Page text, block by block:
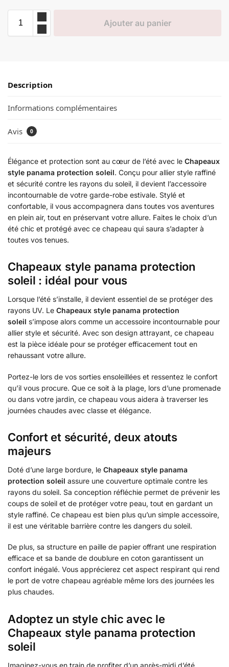
Ajouter au panier
Description
Informations complémentaires
Avis 0
Élégance et protection sont au cœur de l’été avec le Chapeaux
style panama protection soleil. Conçu pour allier style raffiné
et sécurité contre les rayons du soleil, il devient l’accessoire
incontournable de votre garde-robe estivale. Stylé et
confortable, il vous accompagnera dans toutes vos aventures
en plein air, tout en préservant votre allure. Faites le choix d’un
été chic et protégé avec ce chapeau qui saura s’adapter à
toutes vos tenues.
Chapeaux style panama protection
soleil : idéal pour vous
Lorsque l’été s’installe, il devient essentiel de se protéger des
rayons UV. Le Chapeaux style panama protection
soleil s’impose alors comme un accessoire incontournable pour
allier style et sécurité. Avec son design attrayant, ce chapeau
est la pièce idéale pour se protéger efficacement tout en
rehaussant votre allure.
Portez-le lors de vos sorties ensoleillées et ressentez le confort
qu’il vous procure. Que ce soit à la plage, lors d’une promenade
ou dans votre jardin, ce chapeau vous aidera à traverser les
journées chaudes avec classe et élégance.
Confort et sécurité, deux atouts
majeurs
Doté d’une large bordure, le Chapeaux style panama
protection soleil assure une couverture optimale contre les
rayons du soleil. Sa conception réfléchie permet de prévenir les
coups de soleil et de protéger votre peau, tout en gardant un
style raffiné. Ce chapeau est bien plus qu’un simple accessoire,
il est une véritable barrière contre les dangers du soleil.
De plus, sa structure en paille de papier offrant une respiration
efficace et sa bande de doublure en coton garantissent un
confort inégalé. Vous apprécierez cet aspect respirant qui rend
le port de votre chapeau agréable même lors des journées les
plus chaudes.
Adoptez un style chic avec le
Chapeaux style panama protection
soleil
Imaginez-vous en train de profiter d’un après-midi d’été,